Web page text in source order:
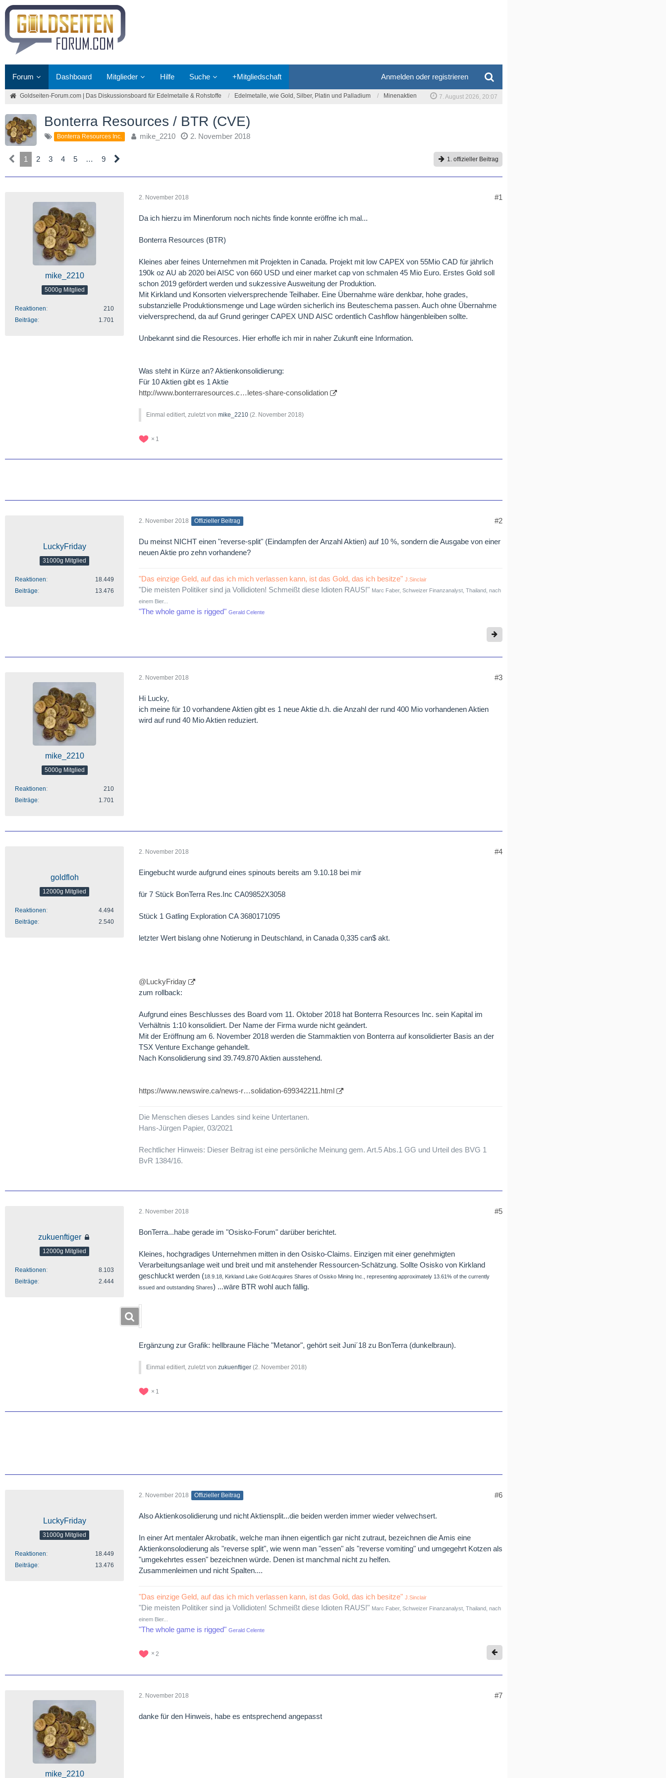
Forum Dashboard Mitglieder Hilfe Suche +Mitgliedschaft Anmelden oder registrieren
Goldseiten-Forum.com | Das Diskussionsboard für Edelmetalle & Rohstoffe Edelmetalle, wie Gold, Silber, Platin und Palladium Minenaktien 7. August 2026, 20:07
Bonterra Resources / BTR (CVE)
Bonterra Resources Inc. mike_2210 2. November 2018
1 2 3 4 5 … 9 1. offizieller Beitrag
mike_2210
5000g Mitglied
Reaktionen
210
Beiträge
1.701
2. November 2018 #1
Da ich hierzu im Minenforum noch nichts finde konnte eröffne ich mal...
Bonterra Resources (BTR)
Kleines aber feines Unternehmen mit Projekten in Canada. Projekt mit low CAPEX von 55Mio CAD für jährlich
190k oz AU ab 2020 bei AISC von 660 USD und einer market cap von schmalen 45 Mio Euro. Erstes Gold soll
schon 2019 gefördert werden und sukzessive Ausweitung der Produktion.
Mit Kirkland und Konsorten vielversprechende Teilhaber. Eine Übernahme wäre denkbar, hohe grades,
substanzielle Produktionsmenge und Lage würden sicherlich ins Beuteschema passen. Auch ohne Übernahme
vielversprechend, da auf Grund geringer CAPEX UND AISC ordentlich Cashflow hängenbleiben sollte.
Unbekannt sind die Resources. Hier erhoffe ich mir in naher Zukunft eine Information.
Was steht in Kürze an? Aktienkonsolidierung:
Für 10 Aktien gibt es 1 Aktie
http://www.bonterraresources.c…letes-share-consolidation
Einmal editiert, zuletzt von mike_2210 (2. November 2018)
1
LuckyFriday
31000g Mitglied
Reaktionen
18.449
Beiträge
13.476
2. November 2018 Offizieller Beitrag #2
Du meinst NICHT einen "reverse-split" (Eindampfen der Anzahl Aktien) auf 10 %, sondern die Ausgabe von einer
neuen Aktie pro zehn vorhandene?
"Das einzige Geld, auf das ich mich verlassen kann, ist das Gold, das ich besitze" J.Sinclair
"Die meisten Politiker sind ja Vollidioten! Schmeißt diese Idioten RAUS!" Marc Faber, Schweizer Finanzanalyst, Thailand, nach
einem Bier...
"The whole game is rigged" Gerald Celente
mike_2210
5000g Mitglied
Reaktionen
210
Beiträge
1.701
2. November 2018 #3
Hi Lucky,
ich meine für 10 vorhandene Aktien gibt es 1 neue Aktie d.h. die Anzahl der rund 400 Mio vorhandenen Aktien
wird auf rund 40 Mio Aktien reduziert.
goldfloh
12000g Mitglied
Reaktionen
4.494
Beiträge
2.540
2. November 2018 #4
Eingebucht wurde aufgrund eines spinouts bereits am 9.10.18 bei mir
für 7 Stück BonTerra Res.Inc CA09852X3058
Stück 1 Gatling Exploration CA 3680171095
letzter Wert bislang ohne Notierung in Deutschland, in Canada 0,335 can$ akt.
@LuckyFriday
zum rollback:
Aufgrund eines Beschlusses des Board vom 11. Oktober 2018 hat Bonterra Resources Inc. sein Kapital im
Verhältnis 1:10 konsolidiert. Der Name der Firma wurde nicht geändert.
Mit der Eröffnung am 6. November 2018 werden die Stammaktien von Bonterra auf konsolidierter Basis an der
TSX Venture Exchange gehandelt.
Nach Konsolidierung sind 39.749.870 Aktien ausstehend.
https://www.newswire.ca/news-r…solidation-699342211.html
Die Menschen dieses Landes sind keine Untertanen.
Hans-Jürgen Papier, 03/2021
Rechtlicher Hinweis: Dieser Beitrag ist eine persönliche Meinung gem. Art.5 Abs.1 GG und Urteil des BVG 1
BvR 1384/16.
zukuenftiger
12000g Mitglied
Reaktionen
8.103
Beiträge
2.444
2. November 2018 #5
BonTerra...habe gerade im "Osisko-Forum" darüber berichtet.
Kleines, hochgradiges Unternehmen mitten in den Osisko-Claims. Einzigen mit einer genehmigten
Verarbeitungsanlage weit und breit und mit anstehender Ressourcen-Schätzung. Sollte Osisko von Kirkland
geschluckt werden (18.9.18, Kirkland Lake Gold Acquires Shares of Osisko Mining Inc.
, representing approximately 13.61% of the currently
issued and outstanding Shares) ...wäre BTR wohl auch fällig.
Ergänzung zur Grafik: hellbraune Fläche "Metanor", gehört seit Juni´18 zu BonTerra (dunkelbraun).
Einmal editiert, zuletzt von zukuenftiger (2. November 2018)
1
LuckyFriday
31000g Mitglied
Reaktionen
18.449
Beiträge
13.476
2. November 2018 Offizieller Beitrag #6
Also Aktienkosolidierung und nicht Aktiensplit...die beiden werden immer wieder velwechsert.
In einer Art mentaler Akrobatik, welche man ihnen eigentlich gar nicht zutraut, bezeichnen die Amis eine
Aktienkonsolodierung als "reverse split", wie wenn man "essen" als "reverse vomiting" und umgegehrt Kotzen als
"umgekehrtes essen" bezeichnen würde. Denen ist manchmal nicht zu helfen.
Zusammenleimen und nicht Spalten....
"Das einzige Geld, auf das ich mich verlassen kann, ist das Gold, das ich besitze" J.Sinclair
"Die meisten Politiker sind ja Vollidioten! Schmeißt diese Idioten RAUS!" Marc Faber, Schweizer Finanzanalyst, Thailand, nach
einem Bier...
"The whole game is rigged" Gerald Celente
2
mike_2210
2. November 2018 #7
danke für den Hinweis, habe es entsprechend angepasst